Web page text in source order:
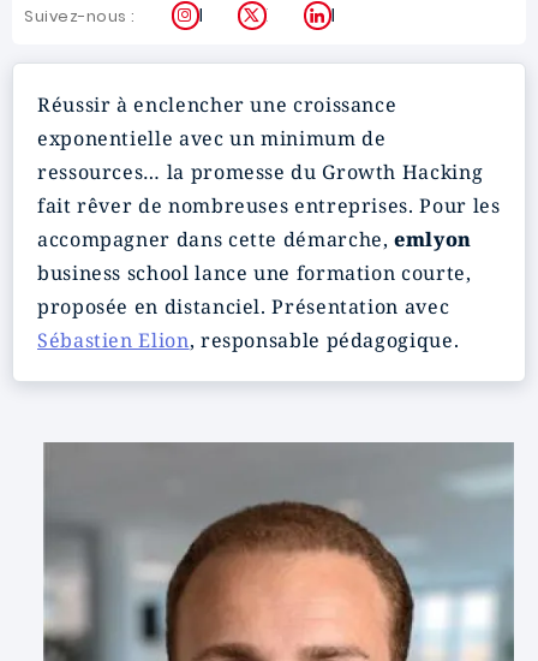
Suivez-nous : Instagram
X LinkedIn
Réussir à enclencher une croissance
exponentielle avec un minimum de
ressources… la promesse du Growth Hacking
fait rêver de nombreuses entreprises. Pour les
accompagner dans cette démarche,emlyon
business school lance une formation courte,
proposée en distanciel. Présentation avec
Sébastien Elion, responsable pédagogique.